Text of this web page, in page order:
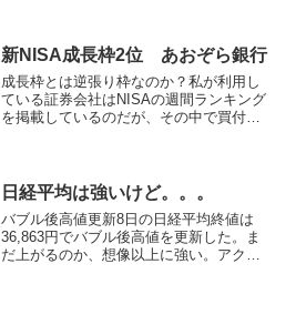
しそうになったのは秘...
新NISA成長枠2位 あおぞら銀行
成長枠とは逆張り枠なのか？私が利用し
ている証券会社はNISAの週間ランキング
を掲載しているのだが、その中で買付金
ップ安での投資...
日経平均は強いけど。。。
バブル後高値更新8日の日経平均終値は
36,863円でバブル後高値を更新した。ま
だ上がるのか、想像以上に強い。アクセ